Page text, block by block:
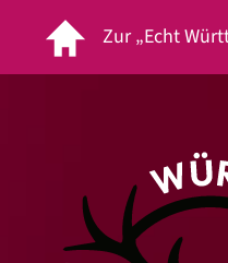
Zur „Echt